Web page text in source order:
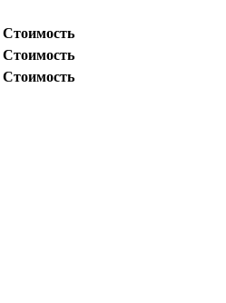
Стоимость
Стоимость
Стоимость